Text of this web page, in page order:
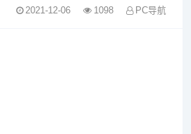
2021-12-06 1098 PC导航